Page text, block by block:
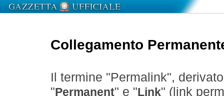
Collegamento
Il termine "Permalink",
" Permanent" e " Link" (link